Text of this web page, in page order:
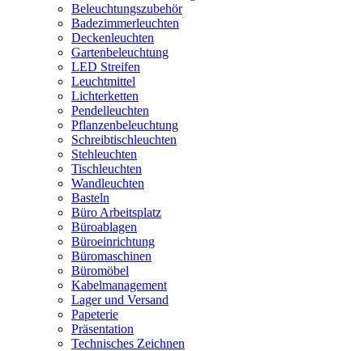
Beleuchtungszubehör
Badezimmerleuchten
Deckenleuchten
Gartenbeleuchtung
LED Streifen
Leuchtmittel
Lichterketten
Pendelleuchten
Pflanzenbeleuchtung
Schreibtischleuchten
Stehleuchten
Tischleuchten
Wandleuchten
Basteln
Büro Arbeitsplatz
Büroablagen
Büroeinrichtung
Büromaschinen
Büromöbel
Kabelmanagement
Lager und Versand
Papeterie
Präsentation
Technisches Zeichnen